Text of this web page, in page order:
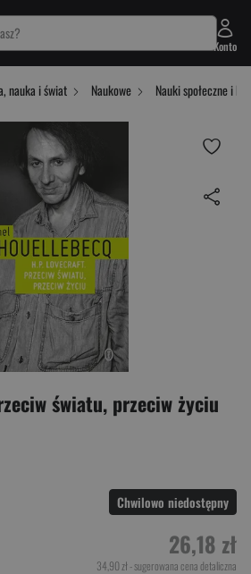
Konto
nauka i świat Naukowe Nauki społeczne i
światu, przeciw życiu
Chwilowo niedostępny
26,18 zł
34,90 zł- sugerowana cena detaliczna